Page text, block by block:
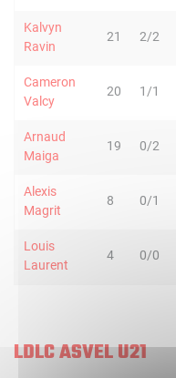
Kalvyn
Ravin
21 2/2
Cameron
Valcy
20 1/1
Arnaud
Maiga
19 0/2
Alexis
Magrit
8 0/1
Louis
Laurent
4 0/0
LDLC ASVEL U21